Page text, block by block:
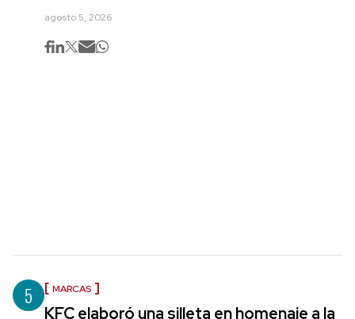
agosto 5, 2026
5 MARCAS
KFC elaboró una silleta en homenaje a la